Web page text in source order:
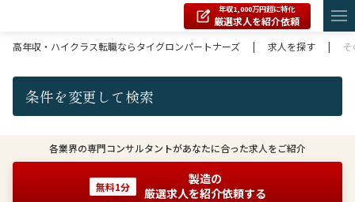
年収1,000万円超に特化
厳選求人を紹介依頼
高年収・ハイクラス転職ならタイグロンパートナーズ
| 求人を探す |
条件を変更して検索
各業界の専門コンサルタントがあなたに合った求人をご紹介
無料1分
製造の
厳選求人を紹介依頼する